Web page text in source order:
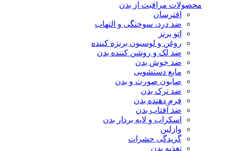
محصولات مراقبت از بدن
افترسان
ضد درد، سوختگی و التهاب
اتو برنز
روغن و لوسیون برنزه کننده
ضد لک و روشن کننده بدن
ضد جوش بدن
مایع دستشویی
صابون صورت و بدن
ضد ترک بدن
فرم دهنده بدن
ضد آفتاب بدن
اسکراب و لایه بردار بدن
وازلین
گزیدگی حشرات
تغذیه بدن